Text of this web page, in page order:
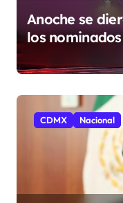
Anoche se
los
los Famosos
segunda
CDMX Nacional